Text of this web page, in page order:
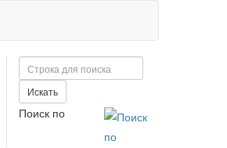
Поиск
Искать
Поиск по